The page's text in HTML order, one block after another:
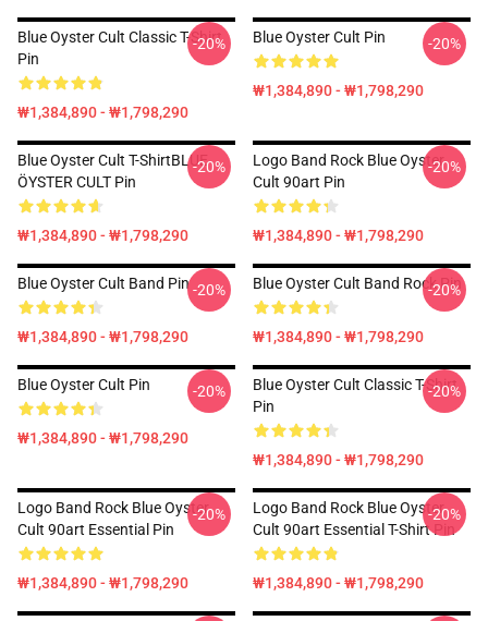
Blue Oyster Cult Classic T-Shirt
Pin
₩1,384,890 - ₩1,798,290
-20% Blue Oyster Cult Pin
₩1,384,890 - ₩1,798,290
-20%
Blue Oyster Cult T-ShirtBLUE
ÖYSTER CULT Pin
₩1,384,890 - ₩1,798,290
-20%
Logo Band Rock Blue Oyster
Cult 90art Pin
₩1,384,890 - ₩1,798,290
-20%
Blue Oyster Cult Band Pin
₩1,384,890 - ₩1,798,290
-20% Blue Oyster Cult Band Rock Pin
₩1,384,890 - ₩1,798,290
-20%
Blue Oyster Cult Pin
₩1,384,890 - ₩1,798,290
-20%
Blue Oyster Cult Classic T-Shirt
Pin
₩1,384,890 - ₩1,798,290
-20%
Logo Band Rock Blue Oyster
Cult 90art Essential Pin
₩1,384,890 - ₩1,798,290
-20%
Logo Band Rock Blue Oyster
Cult 90art Essential T-Shirt Pin
₩1,384,890 - ₩1,798,290
-20%